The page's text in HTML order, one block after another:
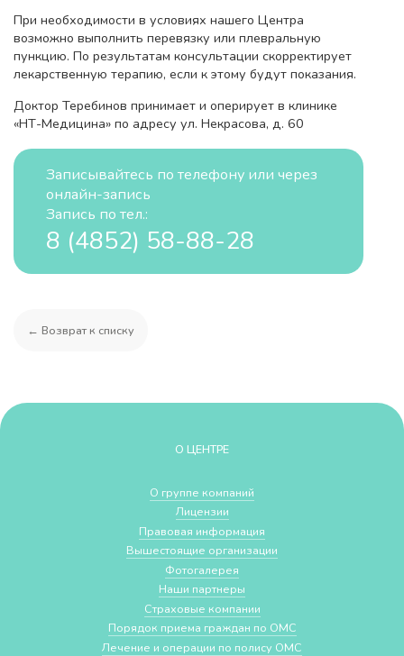
При необходимости в условиях нашего Центра
возможно выполнить перевязку или плевральную
пункцию. По результатам консультации скорректирует
лекарственную терапию, если к этому будут показания.
Доктор Теребинов принимает и оперирует в клинике
«НТ-Медицина» по адресу ул. Некрасова, д. 60
Записывайтесь по телефону или через
онлайн-запись
Запись по тел.:
8 (4852) 58-88-28
← Возврат к списку
О ЦЕНТРЕ
О группе компаний
Лицензии
Правовая информация
Вышестоящие организации
Фотогалерея
Наши партнеры
Страховые компании
Порядок приема граждан по ОМС
Лечение и операции по полису ОМС